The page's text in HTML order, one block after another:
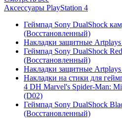
Аксессуары PlayStation 4
Геймпад Sony DualShock
(Восстановленный)
Накладки защитные
Геймпад Sony DualShock
(Восстановленный)
Накладки защитные
Накладки на стики для
4 DH Marvel's Spider-Man:
(D02)
Геймпад Sony DualShock
(Восстановленный)